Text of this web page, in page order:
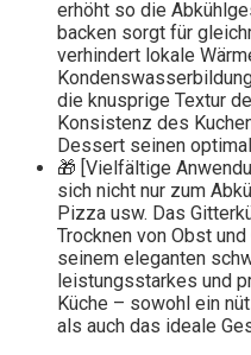
erhöht so die
backen​ sorgt für
verhindert lokale
die knusprige Textur
Konsistenz des
Dessert seinen
🎁 [Vielfältige
sich nicht nur zum
Pizza usw. Das
Trocknen von Obst
seinem eleganten
leistungsstarkes und
Küche – sowohl ein
als auch das ideale